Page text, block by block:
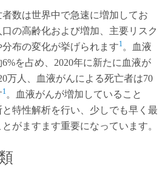
数は世界中で急速に増加してお
の高齢化および増加、主要リスク
布の変化が挙げられます1 。血液
を占め、2020年に新たに血液が
万人、血液がんによる死亡者は70
1 。血液がんが増加していること
特性解析を行い、少しでも早く最
がますます重要になっています。